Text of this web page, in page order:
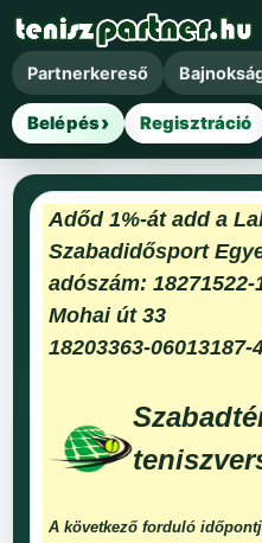
Partnerkereső
Belépés Regisztráció
Adőd 1%-át add a
Szabadidősport
adószám:
Mohai út 33
18203363-06013187-
A következő forduló